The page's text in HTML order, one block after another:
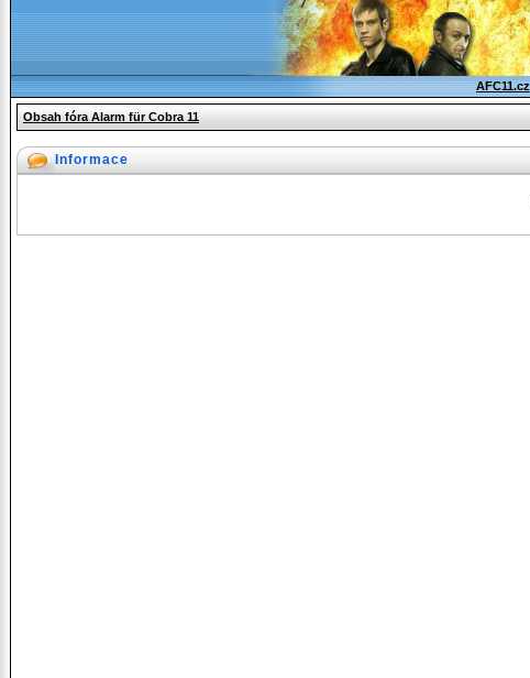
AFC11.cz
Obsah fóra Alarm für Cobra 11
Informace